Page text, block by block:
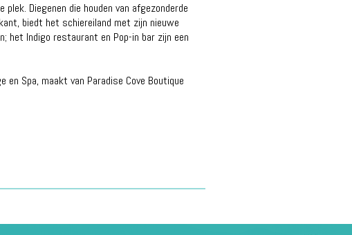
Diegenen die houden van afgezonderde
biedt het schiereiland met zijn nieuwe
het Indigo restaurant en Pop-in bar zijn een
Spa, maakt van Paradise Cove Boutique